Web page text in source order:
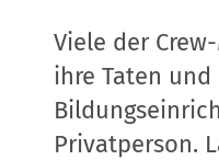
Viele der
ihre Taten
Privatperson.